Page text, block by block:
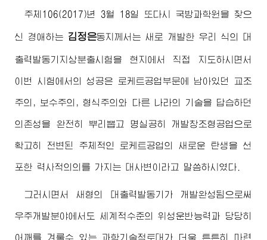
주체106(2017)년 3월 18일 또다시 국방과학원을 찾으
신 경애하는 김정은동지 께서는 새로 개발한 우리 식의 대
출력발동기지상분출시험을 현지에서 직접 지도하시면서
이번 시험에서의 성공은 로케트공업부문에 남아있던 교조
주의, 보수주의, 형식주의와 다른 나라의 기술을 답습하던
의존성을 완전히 뿌리뽑고 명실공히 개발창조형공업으로
확고히 전변된 주체적인 로케트공업의 새로운 탄생을 선
포한 력사적의의를 가지는 대사변이라고 말씀하시였다.
그러시면서 새형의 대출력발동기가 개발완성됨으로써
우주개발분야에서도 세계적수준의 위성운반능력과 당당히
어깨를 겨룰수 있는 과학기술적토대가 더욱 튼튼히 마련